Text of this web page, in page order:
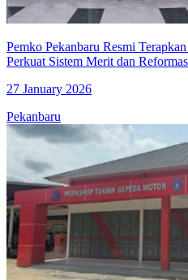
Pemko Pekanbaru Resmi
Perkuat Sistem Merit dan
27 January 2026
Pekanbaru